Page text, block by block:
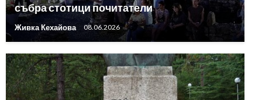
събра стотици почитатели
Живка Кехайова 08.06.2026